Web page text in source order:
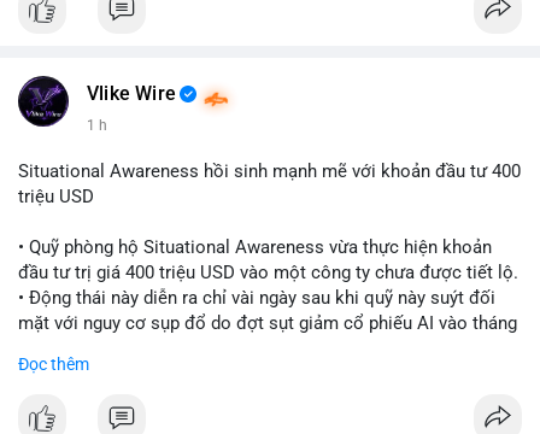
Vlike Wire
1 h
Situational Awareness hồi sinh mạnh mẽ với khoản đầu tư 400
triệu USD
• Quỹ phòng hộ Situational Awareness vừa thực hiện khoản
đầu tư trị giá 400 triệu USD vào một công ty chưa được tiết lộ.
• Động thái này diễn ra chỉ vài ngày sau khi quỹ này suýt đối
mặt với nguy cơ sụp đổ do đợt sụt giảm cổ phiếu AI vào tháng
• Sự trở lại này đánh dấu bước phục hồi đáng chú ý của quỹ
Đọc thêm